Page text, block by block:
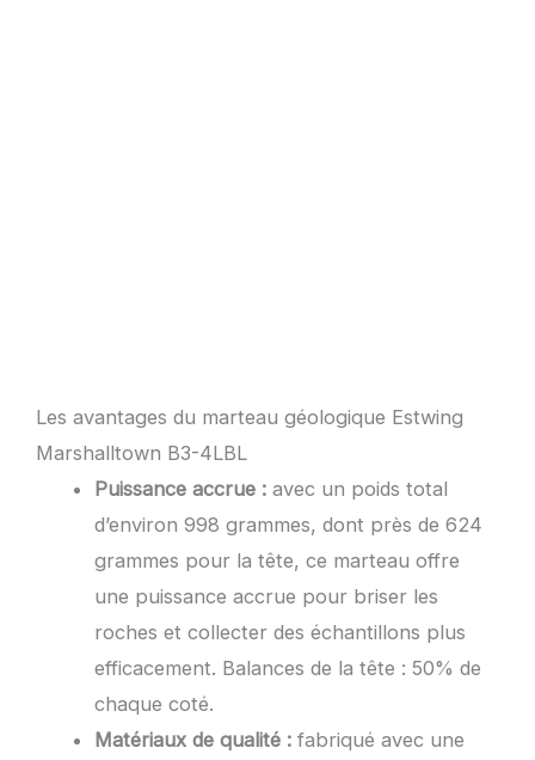
Les avantages du marteau géologique Estwing
Marshalltown ‎B3-4LBL
Puissance accrue : avec un poids total
d’environ 998 grammes, dont près de 624
grammes pour la tête, ce marteau offre
une puissance accrue pour briser les
roches et collecter des échantillons plus
efficacement. Balances de la tête : 50% de
chaque coté.
Matériaux de qualité : fabriqué avec une